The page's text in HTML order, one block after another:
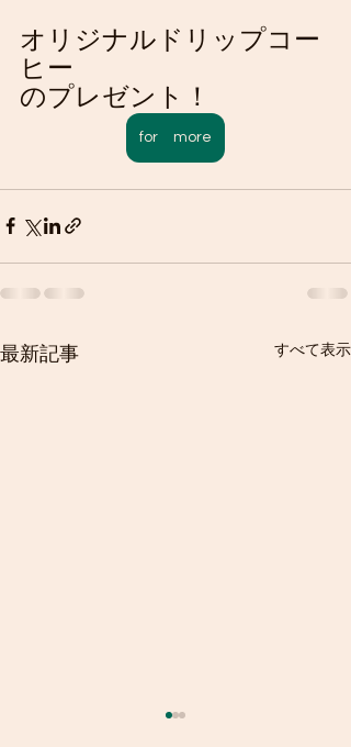
オリジナルドリップコー
ヒー
のプレゼント！
for more
最新記事 すべて表示